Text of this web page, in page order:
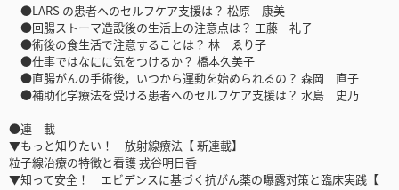
●LARS の患者へのセルフケア支援は？ 松原 康美
●回腸ストーマ造設後の生活上の注意点は？ 工藤 礼子
●術後の食生活で注意することは？ 林 ゑり子
●仕事ではなにに気をつけるか？ 橋本久美子
●直腸がんの手術後，いつから運動を始められるの？ 森岡 直子
●補助化学療法を受ける患者へのセルフケア支援は？ 水島 史乃
●連 載
▼もっと知りたい！ 放射線療法【 新連載】
粒子線治療の特徴と看護 戎谷明日香
▼知って安全！ エビデンスに基づく抗がん薬の曝露対策と臨床実践【